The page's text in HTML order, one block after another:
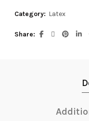
Category: Latex
Share